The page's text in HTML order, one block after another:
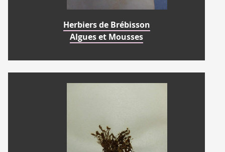
Herbiers de Brébisson
Algues et Mousses